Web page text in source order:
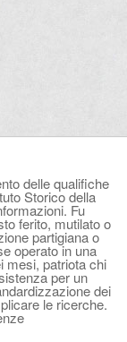
delle qualifiche
Storico della
Fu
ferito, mutilato o
partigiana o
operato in una
mesi, patriota chi
per un
dei
le ricerche.